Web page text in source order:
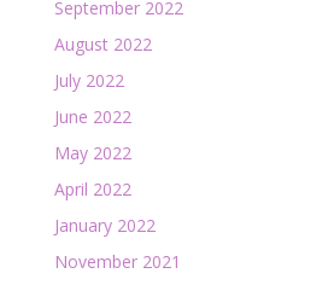
September 2022
August 2022
July 2022
June 2022
May 2022
April 2022
January 2022
November 2021